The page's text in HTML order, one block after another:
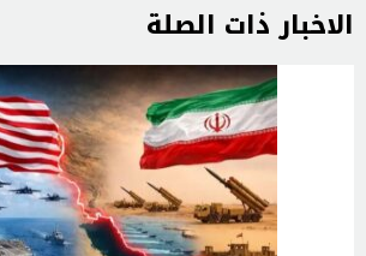
الاخبار ذات الصلة